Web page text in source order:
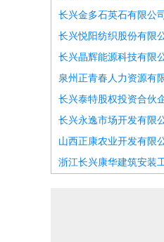
长兴金多石英石有限公
长兴悦阳纺织股份有限
长兴晶辉能源科技有限
泉州正青春人力资源有
长兴泰特股权投资合伙
长兴永逸市场开发有限
山西正康农业开发有限
浙江长兴康华建筑安装